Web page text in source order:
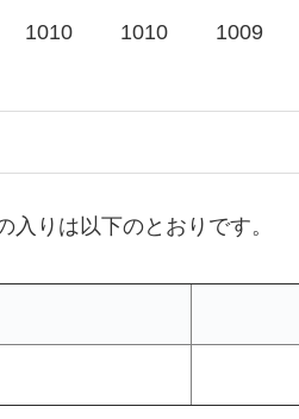
1010 1010 1009
りは以下のとおりです。